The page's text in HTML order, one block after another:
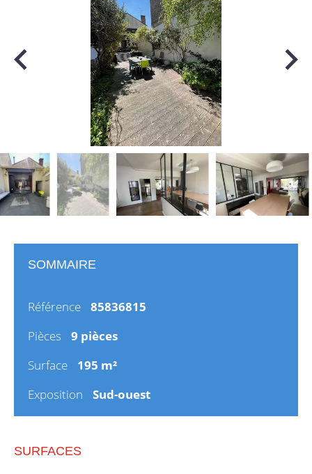
SOMMAIRE
Référence
85836815
Pièces
9 pièces
Surface
195 m²
Exposition
Sud-ouest
SURFACES